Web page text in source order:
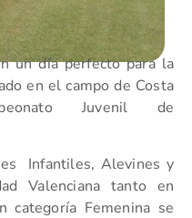
un día perfecto para la
en el campo de Costa
Juvenil de
Infantiles, Alevines y
Valenciana tanto en
categoría Femenina se